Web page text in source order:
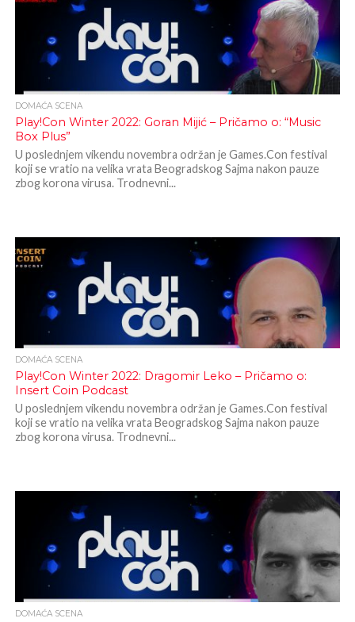
DOMAĆA SCENA
Play!Con Winter 2022: Goran Mijić – Pričamo o: “Music
Box Plus”
U poslednjem vikendu novembra održan je Games.Con festival
koji se vratio na velika vrata Beogradskog Sajma nakon pauze
zbog korona virusa. Trodnevni...
DOMAĆA SCENA
Play!Con Winter 2022: Dragomir Leko – Pričamo o:
Insert Coin Podcast
U poslednjem vikendu novembra održan je Games.Con festival
koji se vratio na velika vrata Beogradskog Sajma nakon pauze
zbog korona virusa. Trodnevni...
DOMAĆA SCENA